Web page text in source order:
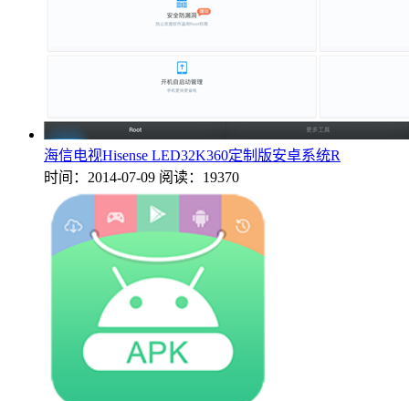
海信电视Hisense LED32K360定制版安卓系统R
时间：2014-07-09 阅读：19370